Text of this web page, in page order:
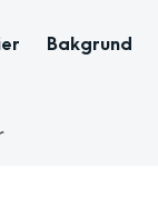
Bakgrund